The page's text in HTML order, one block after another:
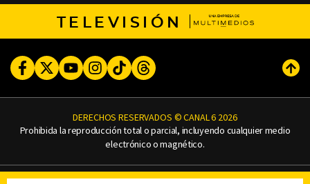
TELEVISIÓN
FacebookTwitterYoutubeInstagram
TikTokThreads
DERECHOS RESERVADOS © CANAL 6 2026
Prohibida la reproducción total o parcial, incluyendo cualquier medio
electrónico o magnético.